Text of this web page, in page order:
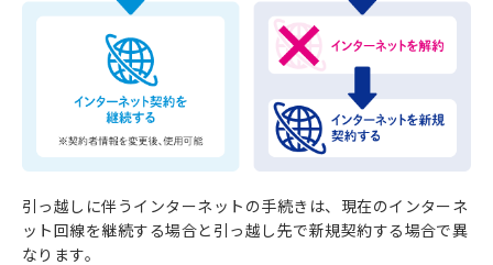
引っ越しに伴うインターネットの手続きは、現在のインターネ
ット回線を継続する場合と引っ越し先で新規契約する場合で異
なります。